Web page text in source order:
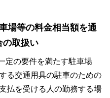
場等の料金相当額を通
の取扱い
定の要件を満たす駐車場
る交通用具の駐車のための
払を受ける人の勤務する場